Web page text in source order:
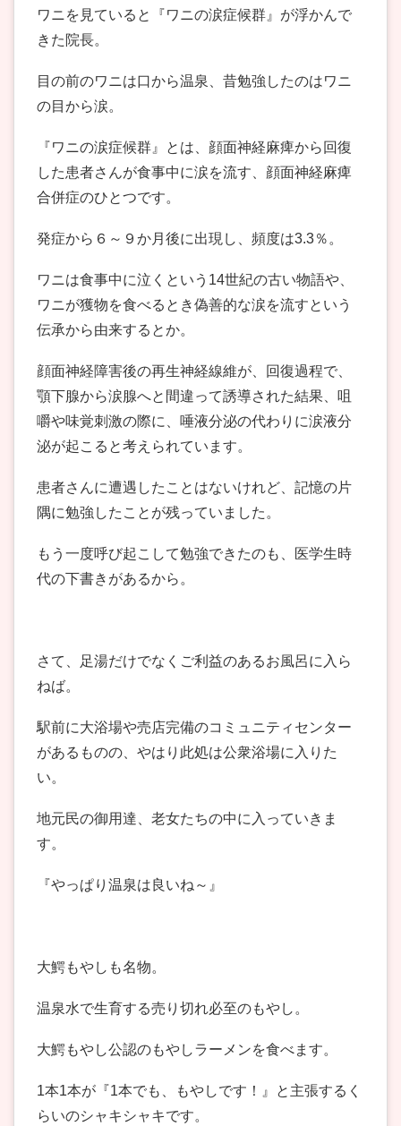
ワニを見ていると『ワニの涙症候群』が浮かんで
きた院長。
目の前のワニは口から温泉、昔勉強したのはワニ
の目から涙。
『ワニの涙症候群』とは、顔面神経麻痺から回復
した患者さんが食事中に涙を流す、顔面神経麻痺
合併症のひとつです。
発症から６～９か月後に出現し、頻度は3.3％。
ワニは食事中に泣くという14世紀の古い物語や、
ワニが獲物を食べるとき偽善的な涙を流すという
伝承から由来するとか。
顔面神経障害後の再生神経線維が、回復過程で、
顎下腺から涙腺へと間違って誘導された結果、咀
嚼や味覚刺激の際に、唾液分泌の代わりに涙液分
泌が起こると考えられています。
患者さんに遭遇したことはないけれど、記憶の片
隅に勉強したことが残っていました。
もう一度呼び起こして勉強できたのも、医学生時
代の下書きがあるから。
さて、足湯だけでなくご利益のあるお風呂に入ら
ねば。
駅前に大浴場や売店完備のコミュニティセンター
があるものの、やはり此処は公衆浴場に入りた
い。
地元民の御用達、老女たちの中に入っていきま
す。
『やっぱり温泉は良いね～』
大鰐もやしも名物。
温泉水で生育する売り切れ必至のもやし。
大鰐もやし公認のもやしラーメンを食べます。
1本1本が『1本でも、もやしです！』と主張するく
らいのシャキシャキです。